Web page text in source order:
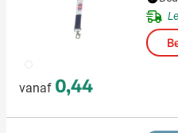
009
vanaf 0,44